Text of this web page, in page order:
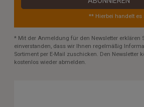
** Hierbei handelt
* Mit der Anmeldung für den Newsletter erklären
einverstanden, dass wir Ihnen regelmäßig
Sortiment per E-Mail zuschicken. Den Newsletter
kostenlos wieder abmelden.